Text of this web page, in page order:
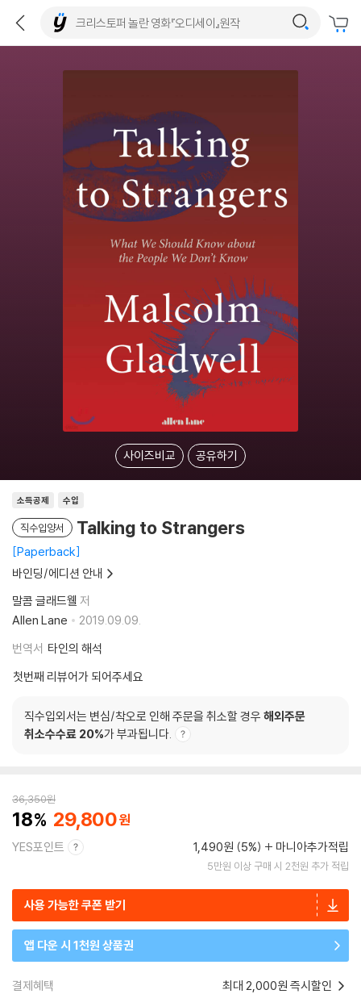
사이즈비교 공유하기
소득공제 수입
직수입양서 Talking to Strangers
Paperback
바인딩/에디션 안내
말콤 글래드웰 저
Allen Lane
2019.09.09.
번역서 타인의 해석
첫번째 리뷰어가 되어주세요
직수입외서는 변심/착오로 인해 주문을 취소할 경우 해외주문
취소수수료 20%가 부과됩니다.
36,350원
18 29,800
YES포인트 1,490원 (5%) 마니아추가적립
5만원 이상 구매 시 2천원 추가 적립
사용 가능한 쿠폰 받기
앱 다운 시 1천원 상품권
결제혜택 최대 2,000원 즉시할인